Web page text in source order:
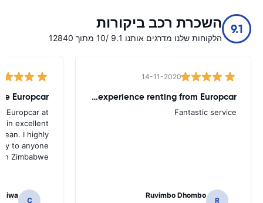
9.1 השכרת רכב ביקורות
הלקוחות שלנו מדרגים אותנו 9.1 /10 מתוך 12840
14-11-2020
It was a great experience renting from Europcar
Fantastic service
R
Ruvimbo Dhombo
Europcar
Europcar at
in excellent
I highly
to anyone
Zimbabwe.
C